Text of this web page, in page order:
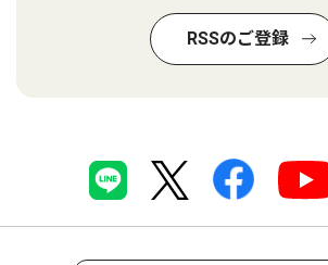
RSSのご登録